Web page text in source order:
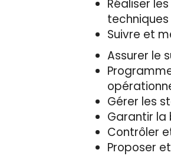
Réaliser
Suivre et
Assurer le
Gérer les
Garantir la
Contrôler
Proposer